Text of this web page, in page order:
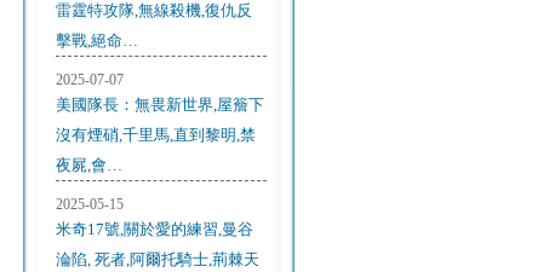
雷霆特攻隊,無線殺機,復仇反
擊戰,絕命…
2025-07-07
美國隊長：無畏新世界,屋簷下
沒有煙硝,千里馬,直到黎明,禁
夜屍,會…
2025-05-15
米奇17號,關於愛的練習,曼谷
淪陷, 死者,阿爾托騎士,荊棘天